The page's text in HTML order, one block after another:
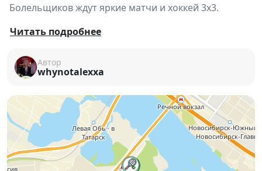
Болельщиков ждут яркие матчи и хоккей 3х3.
🔥«Кубок Будущего»
хоккейный турнир в третий раз пройдёт на льду
современной арены города.
С 14 по 17 мая сильнейшие молодёжные команды
проведут серию матчей, где зрители смогут увидеть
будущих звёзд профессионального хоккея. Турнир
объединяет перспективных игроков, высокий
уровень соревнований и атмосферу большого
спортивного праздника.
Читать подробнее
Автор
whynotalexxa